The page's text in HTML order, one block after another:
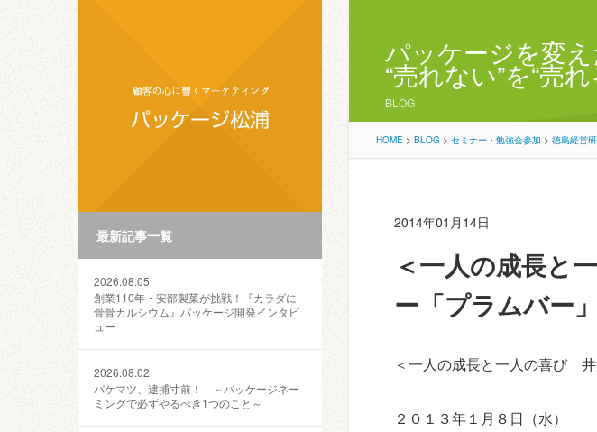
最新記事一覧
2026.08.05
創業110年・安部製菓が挑戦！『カラダに
骨骨カルシウム』パッケージ開発インタビ
ュー
2026.08.02
パケマツ、逮捕寸前！ ～パッケージネー
ミングで必ずやるべき1つのこと～
パッケージを変
“売れない”を“売
BLOG
HOME > BLOG > セミナー・勉強会参加 > 徳島経営
2014年01月14日
＜一人の成長と
ー「プラムバー
＜一人の成長と一人の喜び
２０１３年１月８日（水）